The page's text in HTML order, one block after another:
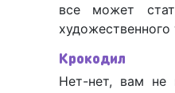
все может
художественного
Крокодил
Нет-нет, вам не